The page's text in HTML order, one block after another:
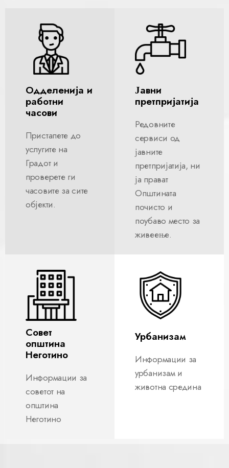
Одделенија и
работни
часови
Пристапете до
услугите на
Градот и
проверете ги
часовите за сите
објекти.
Јавни
претпријатија
Редовните
сервиси од
јавните
претпријатија, ни
ја прават
Општината
почисто и
поубаво место за
живеење.
Совет
општина
Неготино
Информации за
советот на
општина
Неготино
Урбанизам
Информации за
урбанизам и
животна средина